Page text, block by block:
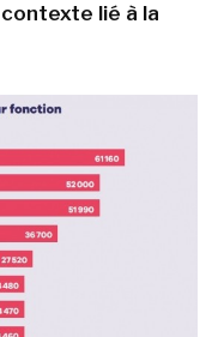
lié à la